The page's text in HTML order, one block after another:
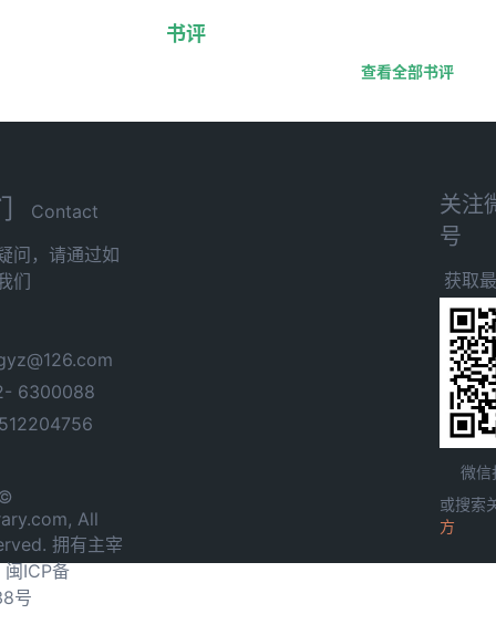
书评
查看全部书评
Contact
问，请通过如
们
6300088
All
拥有主宰
闽ICP备
号
关注
号
获取
微信
或搜索
方